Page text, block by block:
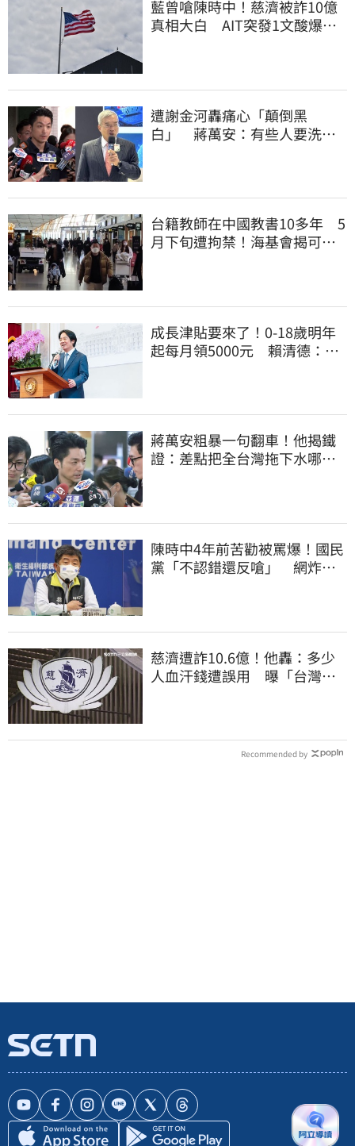
藍曾嗆陳時中！慈濟被詐10億
真相大白 AIT突發1文酸爆…
遭謝金河轟痛心「顛倒黑
白」 蔣萬安：有些人要洗人
台籍教師在中國教書10多年 5
月下旬遭拘禁！海基會揭可能
成長津貼要來了！0-18歲明年
起每月領5000元 賴清德：此
蔣萬安粗暴一句翻車！他揭鐵
證：差點把全台灣拖下水哪時
陳時中4年前苦勸被罵爆！國民
黨「不認錯還反嗆」 網炸
慈濟遭詐10.6億！他轟：多少
人血汗錢遭誤用 曝「台灣這
Recommended by